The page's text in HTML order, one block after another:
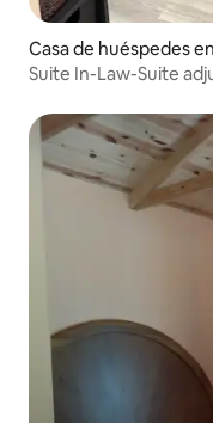
Casa de huéspedes
Suite In-Law-Suite